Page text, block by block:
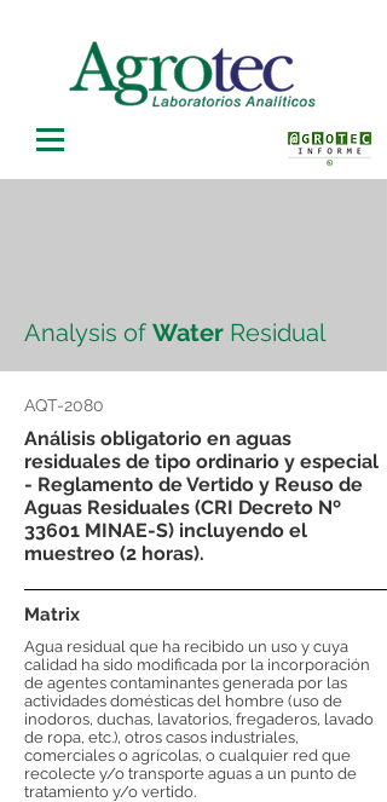
Analysis of Water Residual
AQT-2080
Análisis obligatorio en aguas
residuales de tipo ordinario y especial
- Reglamento de Vertido y Reuso de
Aguas Residuales (CRI Decreto Nº
33601 MINAE-S) incluyendo el
muestreo (2 horas).
Matrix
Agua residual que ha recibido un uso y cuya
calidad ha sido modificada por la incorporación
de agentes contaminantes generada por las
actividades domésticas del hombre (uso de
inodoros, duchas, lavatorios, fregaderos, lavado
de ropa, etc.), otros casos industriales,
comerciales o agrícolas, o cualquier red que
recolecte y/o transporte aguas a un punto de
tratamiento y/o vertido.